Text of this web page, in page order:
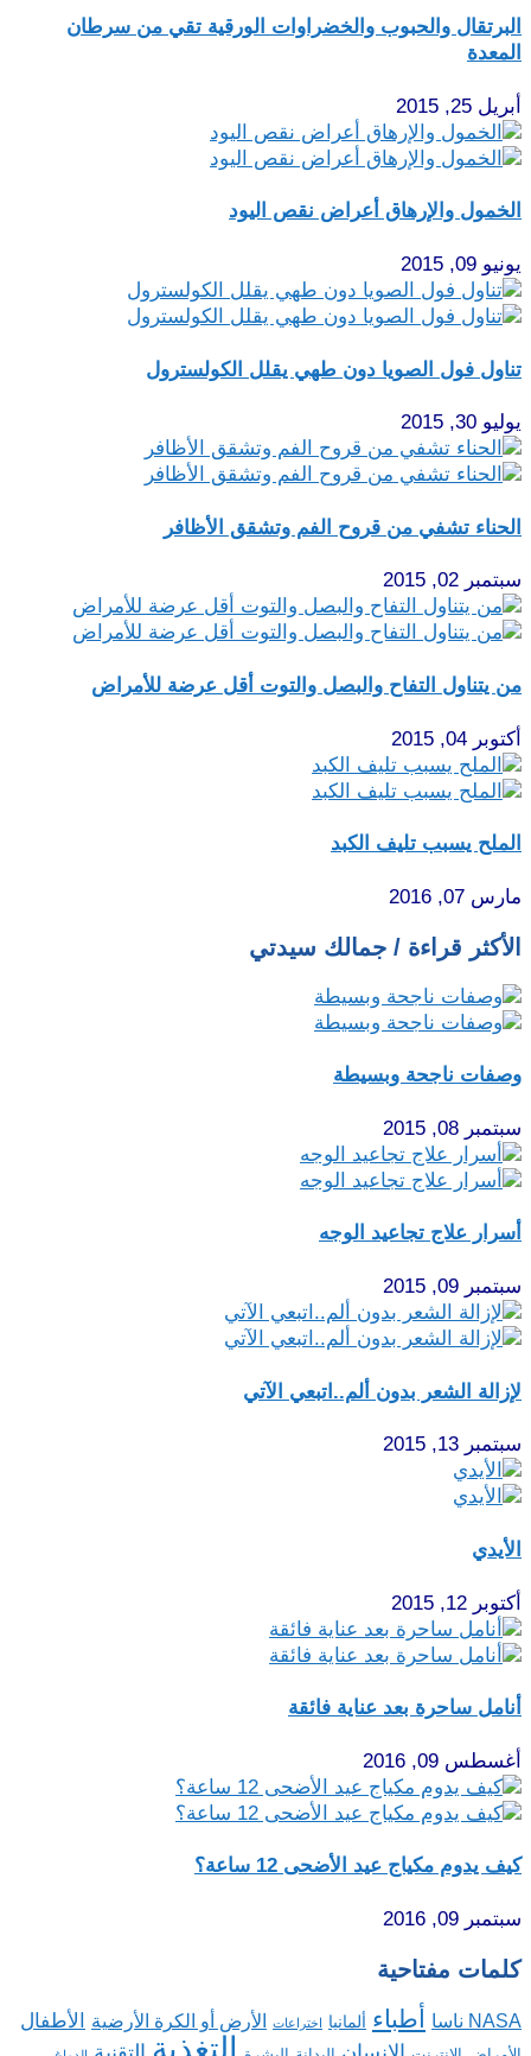
البرتقال والحبوب والخضراوات الورقية تقي من سرطان
المعدة
أبريل 25, 2015
الخمول والإرهاق أعراض نقص اليود
يونيو 09, 2015
تناول فول الصويا دون طهي يقلل الكولسترول
يوليو 30, 2015
الحناء تشفي من قروح الفم وتشقق الأظافر
سبتمبر 02, 2015
من يتناول التفاح والبصل والتوت أقل عرضة للأمراض
أكتوبر 04, 2015
الملح يسبب تليف الكبد
مارس 07, 2016
الأكثر قراءة / جمالك سيدتي
وصفات ناجحة وبسيطة
سبتمبر 08, 2015
أسرار علاج تجاعيد الوجه
سبتمبر 09, 2015
لإزالة الشعر بدون ألم..اتبعي الآتي
سبتمبر 13, 2015
الأيدي
أكتوبر 12, 2015
أنامل ساحرة بعد عناية فائقة
أغسطس 09, 2016
كيف يدوم مكياج عيد الأضحى 12 ساعة؟
سبتمبر 09, 2016
كلمات مفتاحية
NASA ناسا أطباء ألمانيا اختراعات الأرض أو الكرة الأرضية الأطفال
التغذية